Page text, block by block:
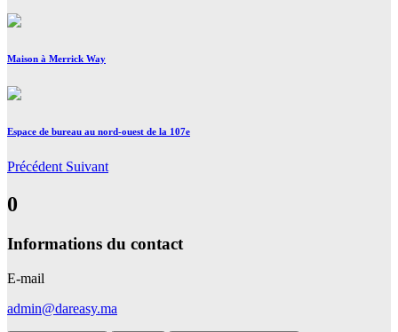
Maison à Merrick Way
Espace de bureau au nord-ouest de la 107e
Précédent Suivant
0
Informations du contact
E-mail
admin@dareasy.ma